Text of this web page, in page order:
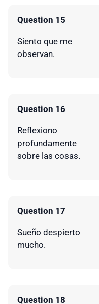
Question 15
Siento que me
observan.
Question 16
Reflexiono
profundamente
sobre las cosas.
Question 17
Sueño despierto
mucho.
Question 18